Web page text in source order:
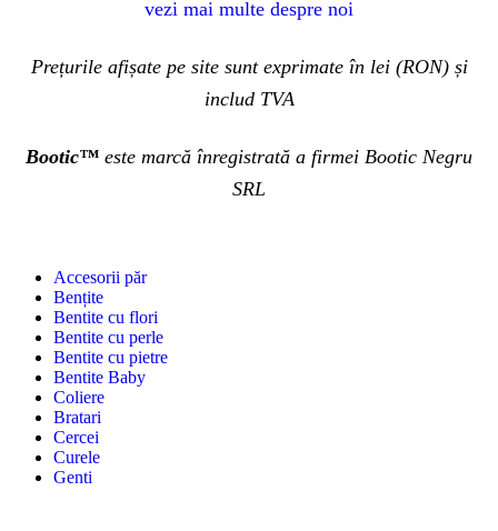
vezi mai multe despre noi
Prețurile afișate pe site sunt exprimate în lei (RON) și
includ TVA
Bootic™ este marcă înregistrată a firmei Bootic Negru
SRL
Accesorii păr
Bențite
Bentite cu flori
Bentite cu perle
Bentite cu pietre
Bentite Baby
Coliere
Bratari
Cercei
Curele
Genti